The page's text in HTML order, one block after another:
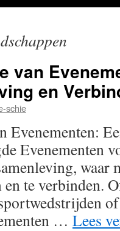
van
en
schie
Evenementen:
Evenementen
waar
te verbinden.
… Lees